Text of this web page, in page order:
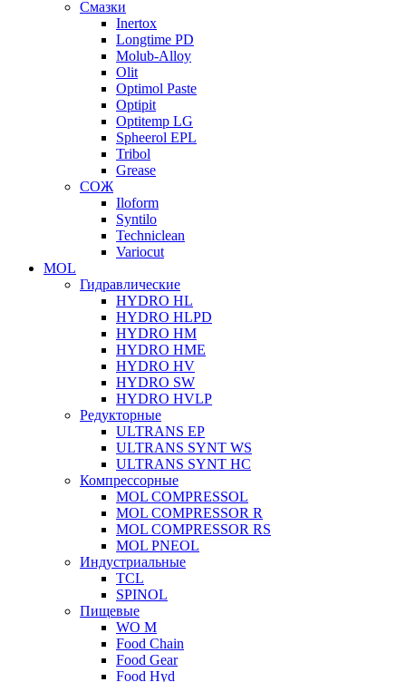
Смазки
Inertox
Longtime PD
Molub-Alloy
Olit
Optimol Paste
Optipit
Optitemp LG
Spheerol EPL
Tribol
Grease
СОЖ
Iloform
Syntilo
Techniclean
Variocut
MOL
Гидравлические
HYDRO HL
HYDRO HLPD
HYDRO HM
HYDRO HME
HYDRO HV
HYDRO SW
HYDRO HVLP
Редукторные
ULTRANS EP
ULTRANS SYNT WS
ULTRANS SYNT HC
Компрессорные
MOL COMPRESSOL
MOL COMPRESSOR R
MOL COMPRESSOR RS
MOL PNEOL
Индустриальные
TCL
SPINOL
Пищевые
WO M
Food Chain
Food Gear
Food Hyd